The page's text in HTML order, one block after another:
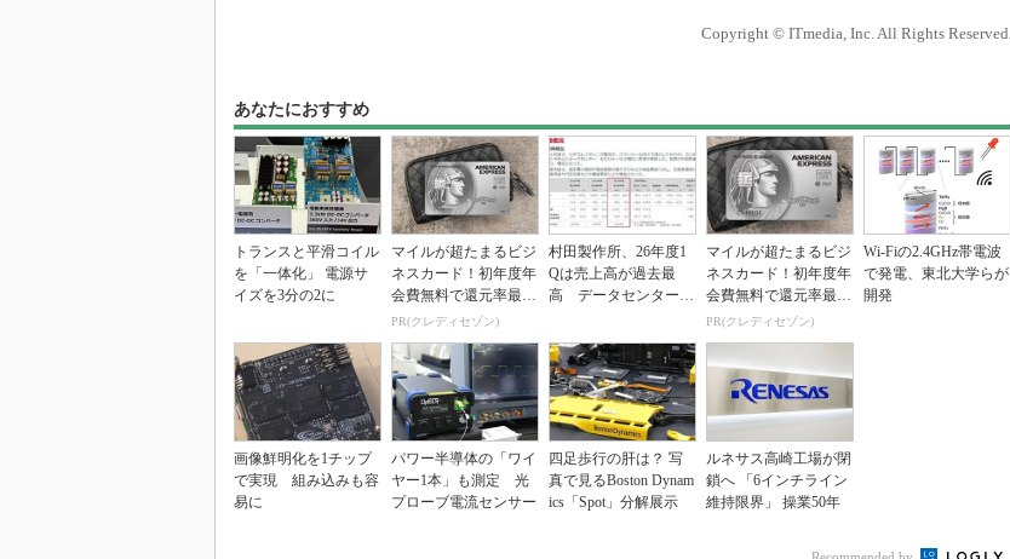
Copyright © ITmedia, Inc. All Rights Reserved.
あなたにおすすめ
トランスと平滑コイル
を「一体化」 電源サ
イズを3分の2に
マイルが超たまるビジ
ネスカード！初年度年
会費無料で還元率最大
1.125%
PR(クレディセゾン)
村田製作所、26年度1
Qは売上高が過去最
高 データセンター関
マイルが超たまるビジ
ネスカード！初年度年
会費無料で還元率最大
1.125%
PR(クレディセゾン)
Wi-Fiの2.4GHz帯電波
で発電、東北大学らが
開発
画像鮮明化を1チップ
で実現 組み込みも容
易に
パワー半導体の「ワイ
ヤー1本」も測定 光
プローブ電流センサー
四足歩行の肝は？ 写
真で見るBoston Dynam
ics「Spot」分解展示
ルネサス高崎工場が閉
鎖へ 「6インチライン
維持限界」 操業50年